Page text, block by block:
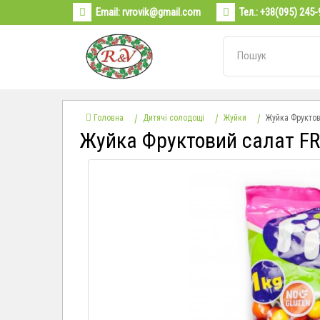
Email:rvrovik@gmail.com Тел.:+38(095)
Головна Дитячі солодощі Жуйки Жуйка
Жуйка Фруктовий салат